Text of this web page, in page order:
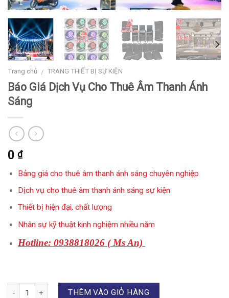
Trang chủ / TRANG THIẾT BỊ SỰ KIỆN
Báo Giá Dịch Vụ Cho Thuê Âm Thanh Ánh
Sáng
0 ₫
Bảng giá cho thuê âm thanh ánh sáng chuyên nghiệp
Dịch vụ cho thuê âm thanh ánh sáng sự kiện
Thiết bị hiện đại, chất lượng
Nhân sự kỹ thuật kinh nghiệm nhiều năm
Hotline: 0938818026 ( Ms An)
Số lượng THÊM VÀO GIỎ HÀNG